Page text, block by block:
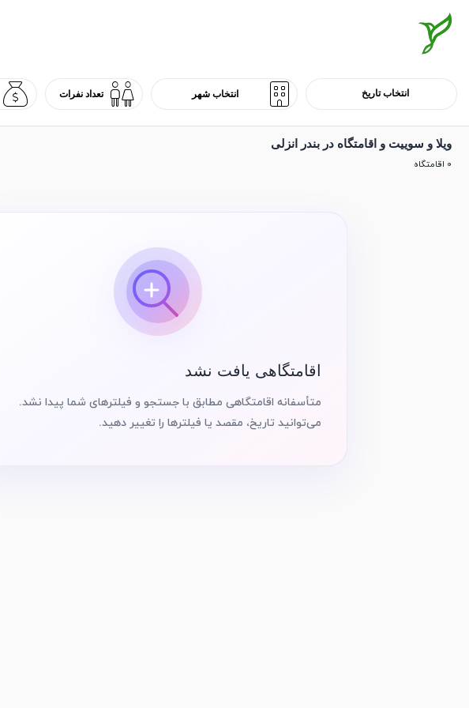
ویلا و سوییت و اقامتگاه در بندر انزلی
0 اقامتگاه
اقامتگاهی یافت نشد
متأسفانه اقامتگاهی مطابق با جستجو و فیلترهای شما پیدا نشد.
می‌توانید تاریخ، مقصد یا فیلترها را تغییر دهید.